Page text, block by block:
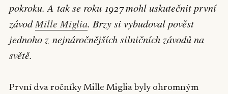
pokroku. A tak se roku 1927 mohl uskutečnit první
závodMille Miglia. Brzy si vybudoval pověst
jednoho z nejnáročnějších silničních závodů na
světě.
První dva ročníky Mille Miglia byly ohromným